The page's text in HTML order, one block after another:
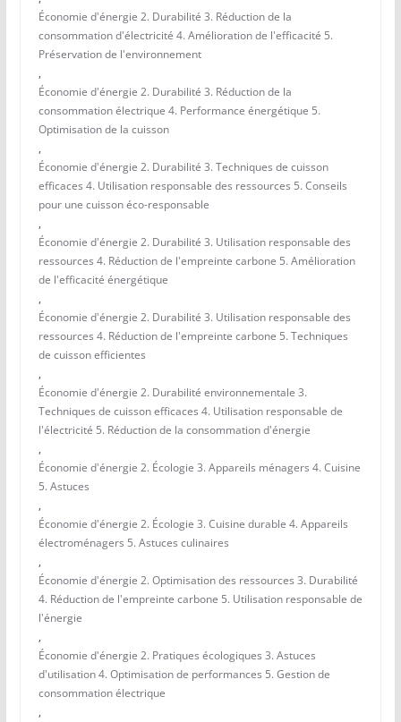
Économie d'énergie 2. Durabilité 3. Réduction de la
consommation d'électricité 4. Amélioration de l'efficacité 5.
Préservation de l'environnement
,
Économie d'énergie 2. Durabilité 3. Réduction de la
consommation électrique 4. Performance énergétique 5.
Optimisation de la cuisson
,
Économie d'énergie 2. Durabilité 3. Techniques de cuisson
efficaces 4. Utilisation responsable des ressources 5. Conseils
pour une cuisson éco-responsable
,
Économie d'énergie 2. Durabilité 3. Utilisation responsable des
ressources 4. Réduction de l'empreinte carbone 5. Amélioration
de l'efficacité énergétique
,
Économie d'énergie 2. Durabilité 3. Utilisation responsable des
ressources 4. Réduction de l'empreinte carbone 5. Techniques
de cuisson efficientes
,
Économie d'énergie 2. Durabilité environnementale 3.
Techniques de cuisson efficaces 4. Utilisation responsable de
l'électricité 5. Réduction de la consommation d'énergie
,
Économie d'énergie 2. Écologie 3. Appareils ménagers 4. Cuisine
5. Astuces
,
Économie d'énergie 2. Écologie 3. Cuisine durable 4. Appareils
électroménagers 5. Astuces culinaires
,
Économie d'énergie 2. Optimisation des ressources 3. Durabilité
4. Réduction de l'empreinte carbone 5. Utilisation responsable de
l'énergie
,
Économie d'énergie 2. Pratiques écologiques 3. Astuces
d'utilisation 4. Optimisation de performances 5. Gestion de
consommation électrique
,